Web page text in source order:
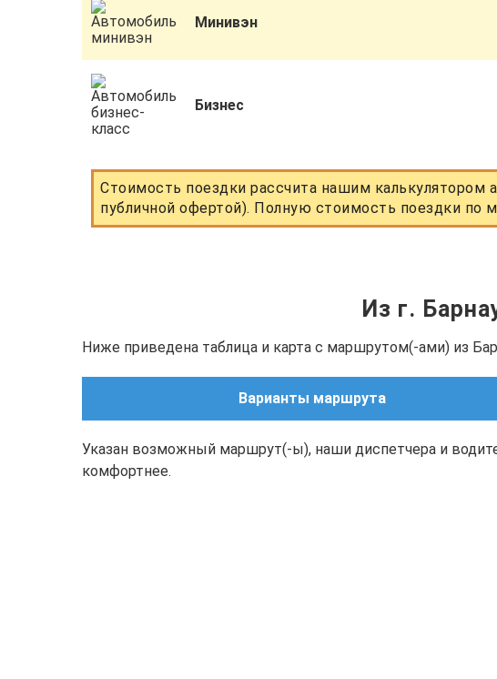
Минивэн
Бизнес
Стоимость поездки рассчита нашим калькулятором
публичной офертой). Полную стоимость поездки по
Из г.
Ниже приведена таблица и карта с маршрутом(-ами) из
Варианты маршрута
Указан возможный маршрут(-ы), наши диспетчера и
комфортнее.